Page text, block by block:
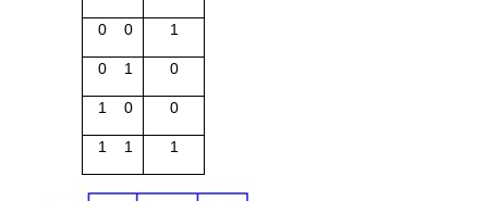
0 0 1
0 1 0
1 0 0
1 1 1